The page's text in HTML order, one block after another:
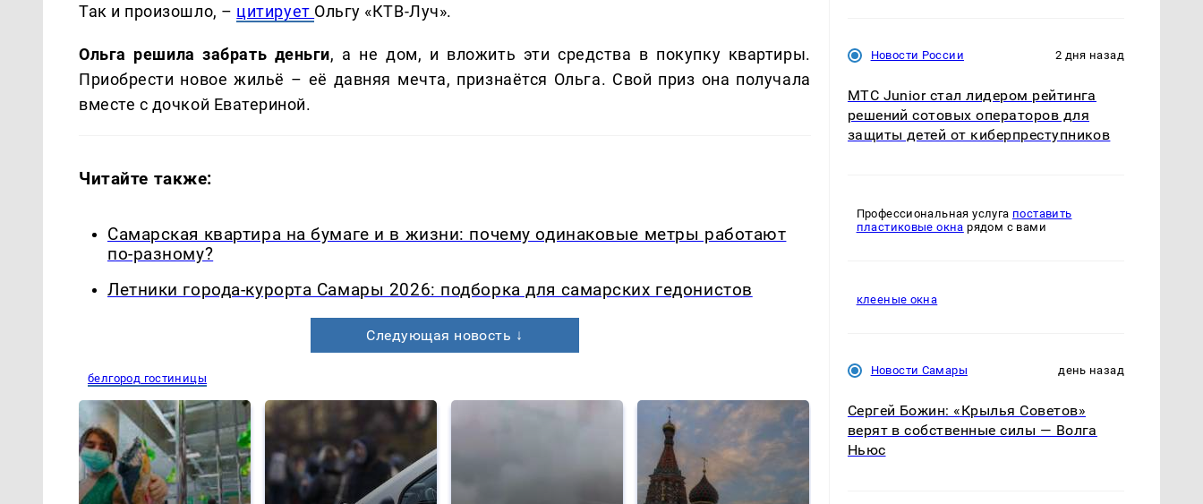
Так и произошло, – цитирует Ольгу «КТВ-Луч».
Ольга решила забрать деньги, а не дом, и вложить эти средства в покупку квартиры.
Приобрести новое жильё – её давняя мечта, признаётся Ольга. Свой приз она получала
вместе с дочкой Еватериной.
Читайте также:
Самарская квартира на бумаге и в жизни: почему одинаковые метры работают
по-разному?
Летники города-курорта Самары 2026: подборка для самарских гедонистов
Следующая новость ↓
белгород гостиницы
Новости России 2 дня назад
МТС Junior стал лидером рейтинга
решений сотовых операторов для
защиты детей от киберпреступников
Профессиональная услуга поставить
пластиковые окна рядом с вами
клееные окна
Новости Самары день назад
Сергей Божин: «Крылья Советов»
верят в собственные силы — Волга
Ньюс